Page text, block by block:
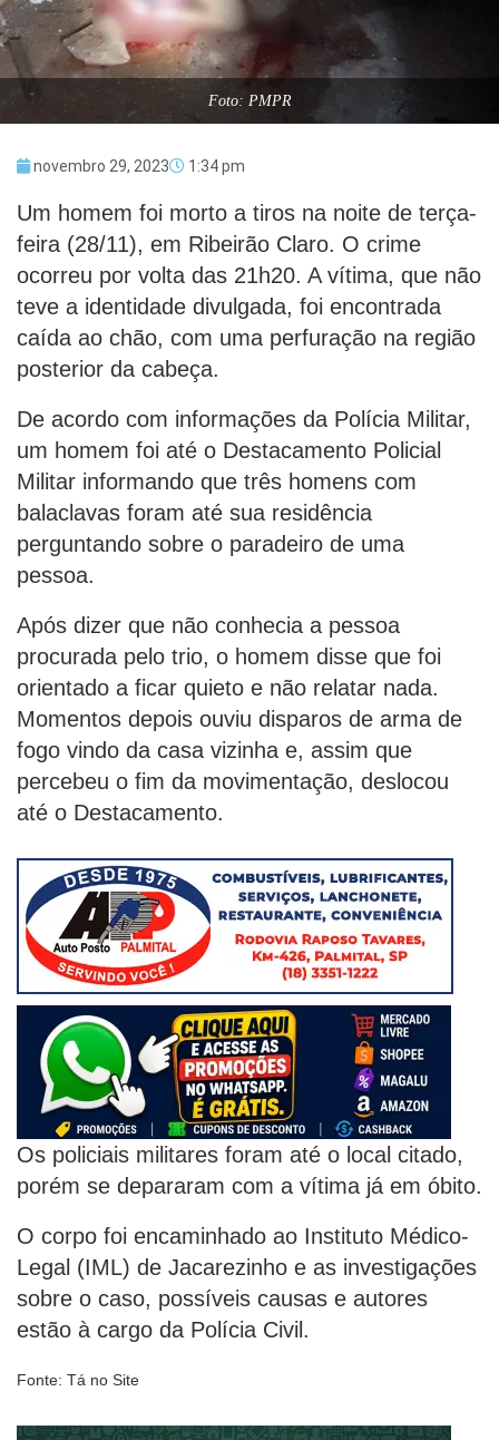
Foto: PMPR
novembro 29, 2023 1:34 pm
Um homem foi morto a tiros na noite de terça-
feira (28/11), em Ribeirão Claro. O crime
ocorreu por volta das 21h20. A vítima, que não
teve a identidade divulgada, foi encontrada
caída ao chão, com uma perfuração na região
posterior da cabeça.
De acordo com informações da Polícia Militar,
um homem foi até o Destacamento Policial
Militar informando que três homens com
balaclavas foram até sua residência
perguntando sobre o paradeiro de uma
pessoa.
Após dizer que não conhecia a pessoa
procurada pelo trio, o homem disse que foi
orientado a ficar quieto e não relatar nada.
Momentos depois ouviu disparos de arma de
fogo vindo da casa vizinha e, assim que
percebeu o fim da movimentação, deslocou
até o Destacamento.
Os policiais militares foram até o local citado,
porém se depararam com a vítima já em óbito.
O corpo foi encaminhado ao Instituto Médico-
Legal (IML) de Jacarezinho e as investigações
sobre o caso, possíveis causas e autores
estão à cargo da Polícia Civil.
Fonte: Tá no Site